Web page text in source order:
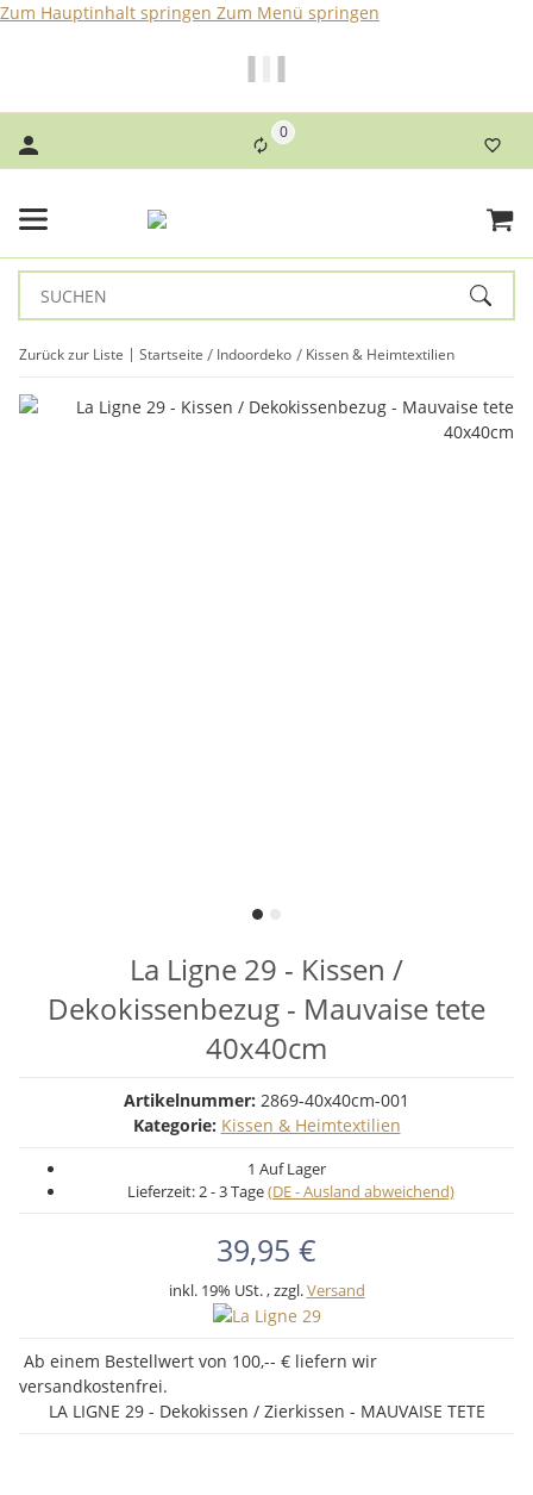
Zum Hauptinhalt springen Zum Menü springen
0
Zurück zur Liste Startseite Indoordeko Kissen & Heimtextilien
La Ligne 29 - Kissen /
Dekokissenbezug - Mauvaise tete
40x40cm
Artikelnummer: 2869-40x40cm-001
Kategorie: Kissen & Heimtextilien
1 Auf Lager
Lieferzeit:2 - 3 Tage(DE - Ausland abweichend)
39,95 €
inkl. 19% USt. , zzgl.Versand
Ab einem Bestellwert von 100,-- € liefern wir
versandkostenfrei.
LA LIGNE 29 - Dekokissen / Zierkissen - MAUVAISE TETE